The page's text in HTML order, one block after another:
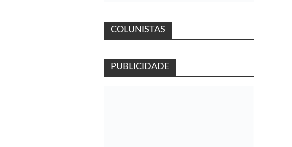
COLUNISTAS
PUBLICIDADE